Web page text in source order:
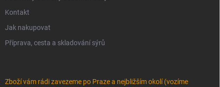
Kontakt
Jak nakupovat
Příprava, cesta a skladování sýrů
Zboží vám rádi zavezeme po Praze a nejbližším okolí (vozíme